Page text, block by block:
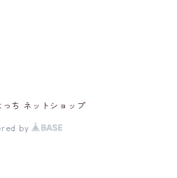
ち ネットショップ
by